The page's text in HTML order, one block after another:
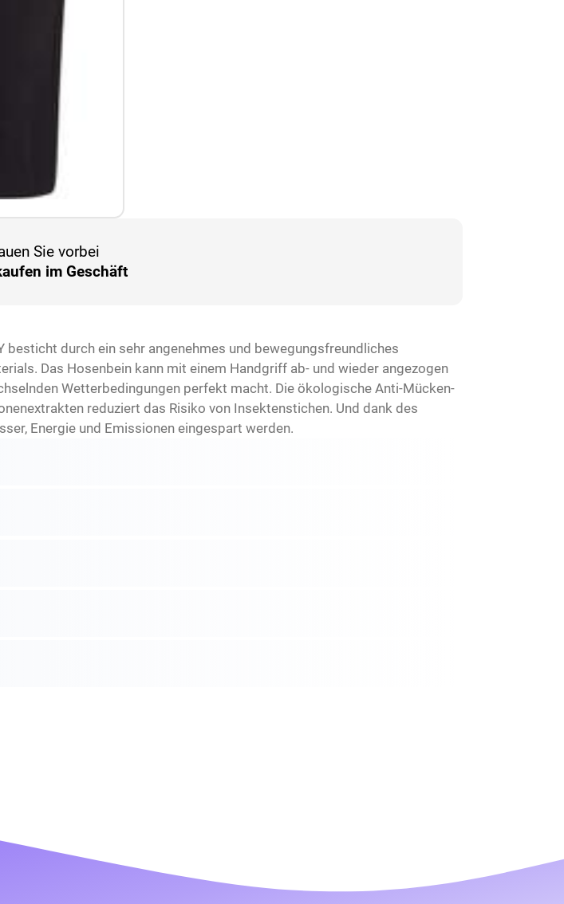
Sie vorbei
im Geschäft
durch ein sehr angenehmes und bewegungsfreundliches
Das Hosenbein kann mit einem Handgriff ab- und wieder angezogen
Wetterbedingungen perfekt macht. Die ökologische Anti-Mücken-
reduziert das Risiko von Insektenstichen. Und dank des
Energie und Emissionen eingespart werden.